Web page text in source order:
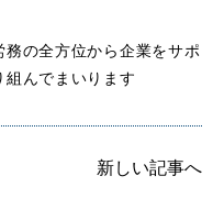
の全方位から企業をサポ
んでまいります
新しい記事へ